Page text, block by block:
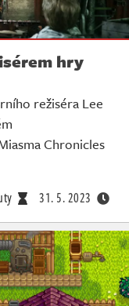
hry
režiséra Lee
Chronicles
31. 5. 2023